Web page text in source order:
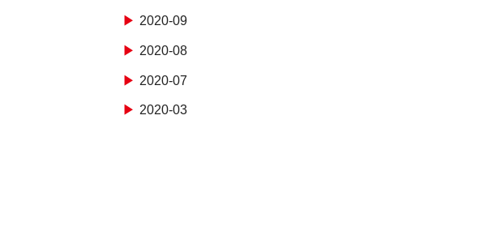
2020-09
2020-08
2020-07
2020-03